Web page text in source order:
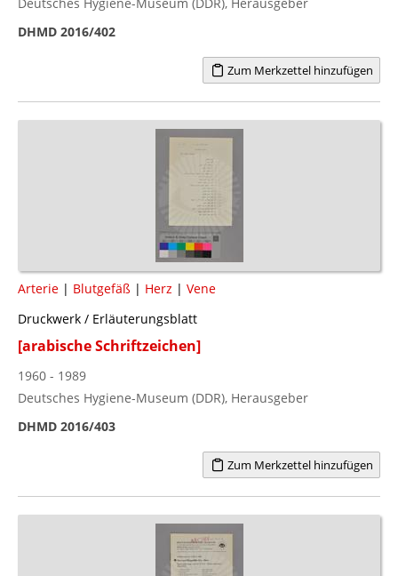
DHMD 2016/402
Zum Merkzettel hinzufügen
Arterie | Blutgefäß | Herz | Vene
Druckwerk / Erläuterungsblatt
[arabische Schriftzeichen]
1960 - 1989
Deutsches Hygiene-Museum (DDR), Herausgeber
DHMD 2016/403
Zum Merkzettel hinzufügen